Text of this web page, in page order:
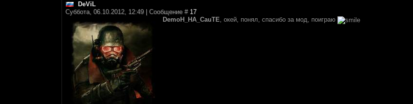
DeViL
Суббота, 06.10.2012, 12:49 | Сообщение # 17
DemoH_HA_CauTE, окей, понял, спасибо за мод, поиграю